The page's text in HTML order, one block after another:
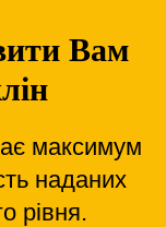
Вам
максимум
наданих
рівня.